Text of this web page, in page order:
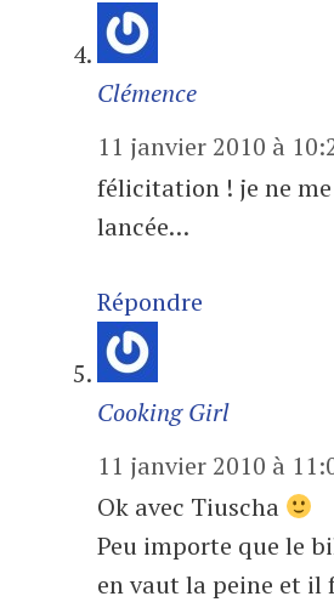
Clémence
11 janvier 2010 à
félicitation ! je ne
lancée…
Répondre
Cooking Girl
11 janvier 2010 à
Ok avec Tiuscha
Peu importe que le
en vaut la peine et il